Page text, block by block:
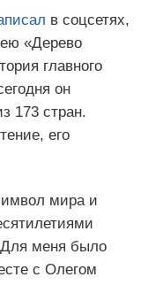
в соцсетях,
«Дерево
главного
он
173 стран.
его
мира и
меня было
с Олегом